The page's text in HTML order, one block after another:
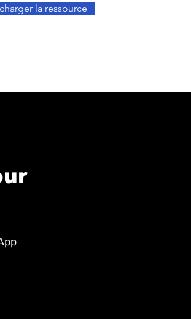
la ressource